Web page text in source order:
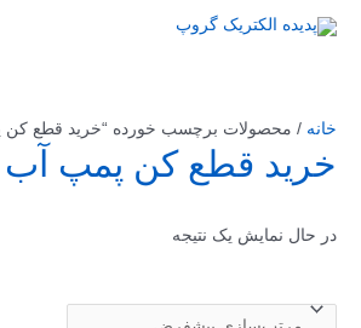
خانه / محصولات برچسب خورده “خرید قطع کن
خرید قطع کن پمپ آب
در حال نمایش یک نتیجه